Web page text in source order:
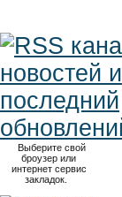
Выберите свой
броузер или
интернет сервис
закладок.